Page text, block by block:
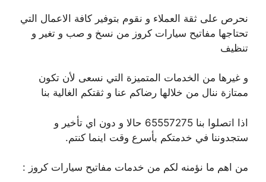
نحرص على ثقة العملاء و نقوم بتوفير كافة الاعمال التي
تحتاجها مفاتيح سيارات كروز من نسخ و صب و تغير و
تنظيف
و غيرها من الخدمات المتميزة التي نسعى لأن تكون
ممتازة ننال من خلالها رضاكم عنا و ثقتكم الغالية بنا
اذا اتصلوا بنا 65557275 حالا و دون اي تأخير و
ستجدوننا في خدمتكم بأسرع وقت اينما كنتم.
من اهم ما نؤمنه لكم من خدمات مفاتيح سيارات كروز :